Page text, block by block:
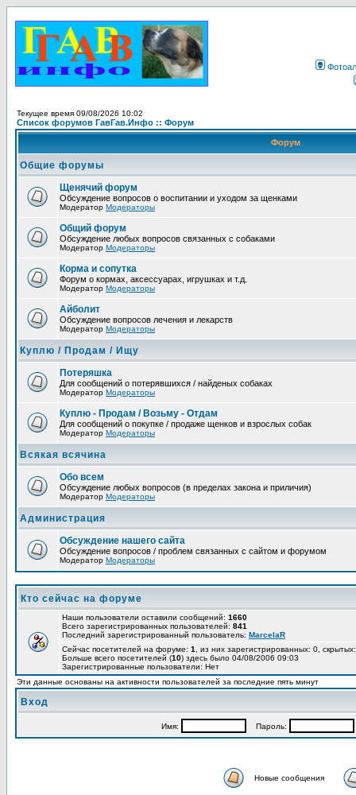
Текущее время 09/08/2026 10:02
Список форумов ГавГав.Инфо :: Форум
Форум
Общие форумы
Щенячий форум
Обсуждение вопросов о воспитании и уходом за щенками
Модератор Модераторы
Общий форум
Обсуждение любых вопросов связанных с собаками
Модератор Модераторы
Корма и сопутка
Форум о кормах, аксессуарах, игрушках и т.д.
Модератор Модераторы
Айболит
Обсуждение вопросов лечения и лекарств
Модератор Модераторы
Куплю / Продам / Ищу
Потеряшка
Для сообщений о потерявшихся / найденых собаках
Модератор Модераторы
Куплю - Продам / Возьму - Отдам
Для сообщений о покупке / продаже щенков и взрослых собак
Модератор Модераторы
Всякая всячина
Обо всем
Обсуждение любых вопросов (в пределах закона и приличия)
Модератор Модераторы
Администрация
Обсуждение нашего сайта
Обсуждение вопросов / проблем связанных с сайтом и форумом
Модератор Модераторы
Кто сейчас на форуме
Наши пользователи оставили сообщений: 1660
Всего зарегистрированных пользователей: 841
Последний зарегистрированный пользователь: MarcelaR
Сейчас посетителей на форуме: 1
, из них зарегистрированных: 0,
Больше всего посетителей (10) здесь было 04/08/2006 09:03
Зарегистрированные пользователи: Нет
Эти данные основаны на активности пользователей за последние пять минут
Вход
Имя: Пароль:
Новые сообщения